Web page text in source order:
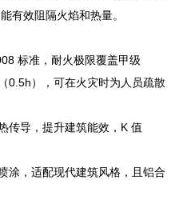
有效阻隔火焰和热量。
标准，耐火极限覆盖甲级
0.5h），可在火灾时为人员疏散
传导，提升建筑能效，K 值
涂，适配现代建筑风格，且铝合